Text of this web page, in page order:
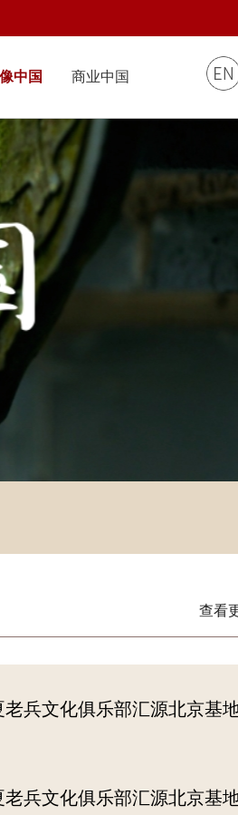
中国
辞典
记忆
漫步
乡村
商业中国
世界华商
商业文化
丝路纵橫
品牌出海
健康中国
查看
老兵文化俱乐部汇源北京基
老兵文化俱乐部汇源北京基